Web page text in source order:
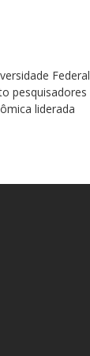
Federal
pesquisadores
liderada